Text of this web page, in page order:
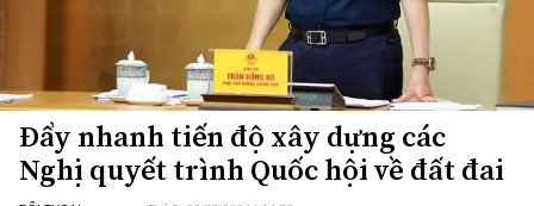
Đẩy nhanh tiến độ xây dựng các
Nghị quyết trình Quốc hội về đất đai